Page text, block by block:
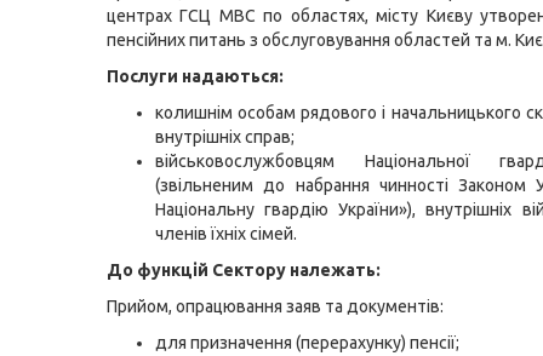
центрах ГСЦ МВС по областях, місту Києву
пенсійних питань з обслуговування областей та м.
Послуги надаються:
колишнім особам рядового і начальницького
внутрішніх справ;
військовослужбовцям Національної
(звільненим до набрання чинності Законом
Національну гвардію України»), внутрішніх
членів їхніх сімей.
До функцій Сектору належать:
Прийом, опрацювання заяв та документів:
для призначення (перерахунку) пенсії;